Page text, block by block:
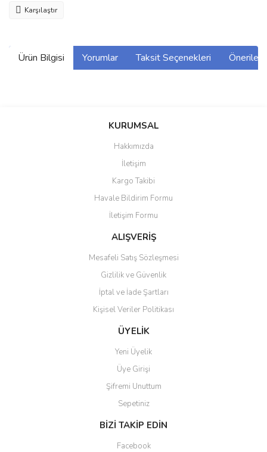
Karşılaştır
Ürün Bilgisi Yorumlar Taksit Seçenekleri
Bu ürüne ilk yorumu siz yapın!
Yorum Yaz
Ürün resmi kalitesiz, bozuk veya görüntülenemiyor.
Ürün açıklamasında eksik bilgiler bulunuyor.
Ürün bilgilerinde hatalar bulunuyor.
Ürün fiyatı diğer sitelerden daha pahalı.
Bu ürüne benzer farklı alternatifler olmalı.
Gönder
KURUMSAL
Hakkımızda
İletişim
Kargo Takibi
Havale Bildirim Formu
İletişim Formu
ALIŞVERİŞ
Mesafeli Satış Sözleşmesi
Gizlilik ve Güvenlik
İptal ve İade Şartları
Kişisel Veriler Politikası
ÜYELİK
Yeni Üyelik
Üye Girişi
Şifremi Unuttum
Sepetiniz
BİZİ TAKİP EDİN
Facebook